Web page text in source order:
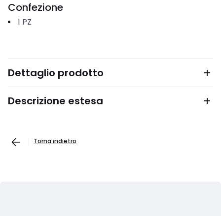
Confezione
1 PZ
Dettaglio prodotto
Descrizione estesa
Torna indietro